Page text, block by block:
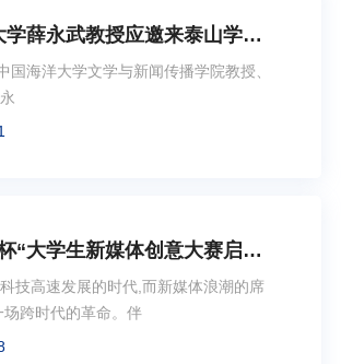
学薛永武教授应邀来泰山学院
国海洋大学文学与新闻传播学院教授、
“大学生新媒体创意大赛启动
空降海大
技高速发展的时代,而新媒体浪潮的席
跨时代的革命。伴